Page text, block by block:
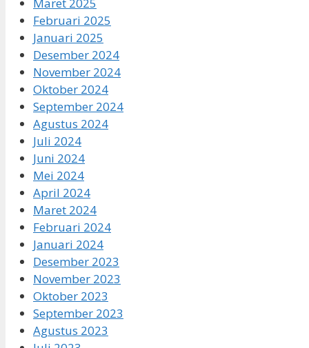
Februari 2025
Januari 2025
Desember 2024
November 2024
Oktober 2024
September 2024
Agustus 2024
Juli 2024
Juni 2024
Mei 2024
April 2024
Maret 2024
Februari 2024
Januari 2024
Desember 2023
November 2023
Oktober 2023
September 2023
Agustus 2023